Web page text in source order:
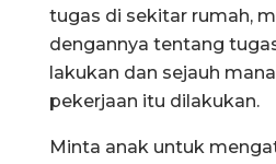
tugas di sekitar rumah,
dengannya tentang
lakukan dan sejauh
pekerjaan itu dilakukan.
Minta anak untuk